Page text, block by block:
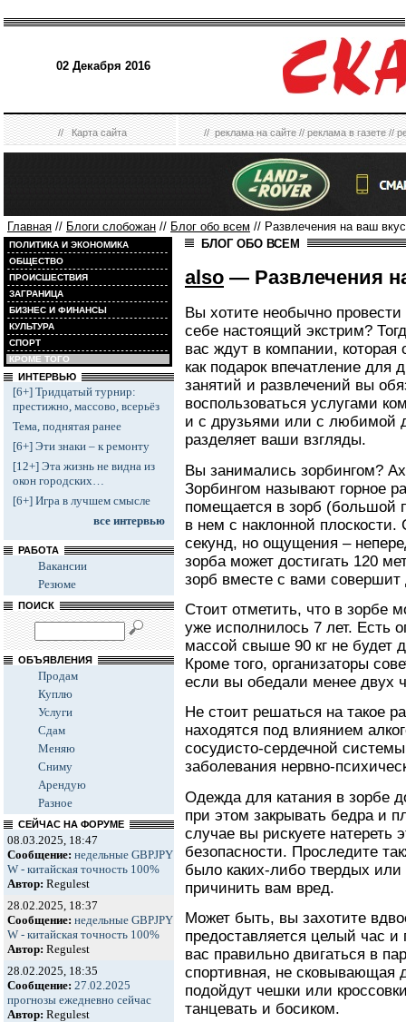
02 Декабря 2016
//Карта сайта //реклама на сайте//реклама в газете//
Главная // Блоги слобожан // Блог обо всем // Развлечения на ваш вкус
ПОЛИТИКА И ЭКОНОМИКА
ОБЩЕСТВО
ПРОИСШЕСТВИЯ
ЗАГРАНИЦА
БИЗНЕС И ФИНАНСЫ
КУЛЬТУРА
СПОРТ
КРОМЕ ТОГО
ИНТЕРВЬЮ
[6+] Тридцатый турнир:
престижно, массово, всерьёз
Тема, поднятая ранее
[6+] Эти знаки – к ремонту
[12+] Эта жизнь не видна из
окон городских…
[6+] Игра в лучшем смысле
все интервью
РАБОТА
Вакансии
Резюме
ПОИСК
ОБЪЯВЛЕНИЯ
Продам
Куплю
Услуги
Сдам
Меняю
Сниму
Арендую
Разное
СЕЙЧАС НА ФОРУМЕ
08.03.2025, 18:47
Сообщение: недельные GBPJPY
W - китайская точность 100%
Автор: Regulest
28.02.2025, 18:37
Сообщение: недельные GBPJPY
W - китайская точность 100%
Автор: Regulest
28.02.2025, 18:35
Сообщение: 27.02.2025
прогнозы ежедневно сейчас
Автор: Regulest
БЛОГ ОБО ВСЕМ
also — Развлечения
Вы хотите необычно
себе настоящий экстрим?
вас ждут в компании, которая
как подарок впечатление для
занятий и развлечений вы
воспользоваться услугами
и с друзьями или с любимой
разделяет ваши взгляды.
Вы занимались зорбингом?
Зорбингом называют горное
помещается в зорб (большой
в нем с наклонной
секунд, но ощущения –
зорба может достигать 120
зорб вместе с вами совершит
Стоит отметить, что в зорбе
уже исполнилось 7 лет. Есть
массой свыше 90 кг не будет
Кроме того, организаторы
если вы обедали менее двух
Не стоит решаться на такое
находятся под влиянием
сосудисто-сердечной
заболевания нервно-
Одежда для катания в зорбе
при этом закрывать бедра и
случае вы рискуете натереть
безопасности. Проследите
было каких-либо твердых
причинить вам вред.
Может быть, вы захотите
предоставляется целый час и
вас правильно двигаться в
спортивная, не сковывающая
подойдут чешки или
танцевать и босиком.